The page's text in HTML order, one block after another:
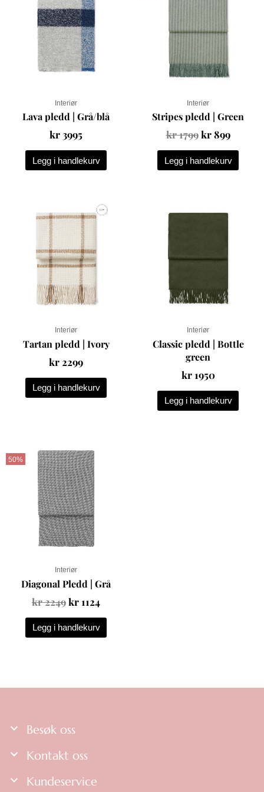
Interiør
Lava pledd | Grå/blå
kr 3995
Legg i handlekurv
Interiør
Stripes pledd | Green
kr1799
var:
kr 1799.
kr899
Legg i handlekurv
Interiør
Tartan pledd | Ivory
kr 2299
Legg i handlekurv
Interiør
Classic pledd | Bottle
green
kr1950
Legg i handlekurv
50%
Interiør
Diagonal Pledd | Grå
kr2249
pris
var:
kr 2249.
kr 1124
Legg i handlekurv
Besøk oss
Kontakt oss
Kundeservice